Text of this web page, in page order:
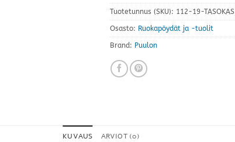
Tuotetunnus (SKU): 112-19-TASOKAS
Osasto: Ruokapöydät ja -tuolit
Brand: Puulon
KUVAUS ARVIOT (0)